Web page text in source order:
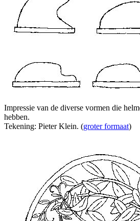
Impressie van de diverse vormen die
hebben.
Tekening: Pieter Klein. (groter formaat)